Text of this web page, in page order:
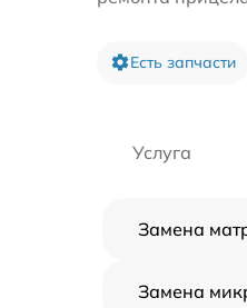
Есть запчасти
Услуга
Замена
Замена